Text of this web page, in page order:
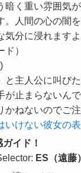
暗く重い雰囲気
。人間の心の闇
気分に浸れますよ
と主人公に叫び
が止まらないん
かねないのでご注
イド！
ES（遠藤）